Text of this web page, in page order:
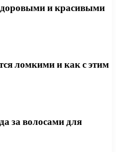
и красивыми
ломкими и как с этим
за волосами для